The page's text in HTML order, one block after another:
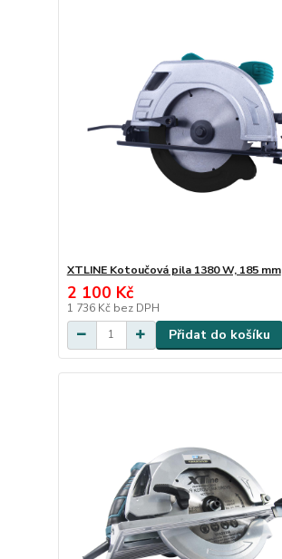
XTLINE Kotoučová pila 1380 W, 185 mm
2 100 Kč
1 736 Kč bez DPH
Přidat do košíku